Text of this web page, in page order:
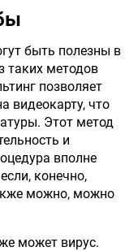
быть полезны в
таких методов
позволяет
видеокарту, что
Этот метод
и
вполне
конечно,
можно, можно
может вирус.